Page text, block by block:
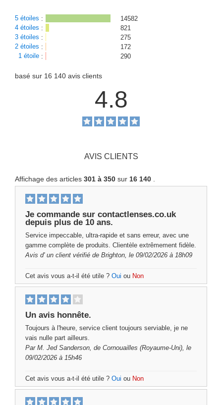
5 étoiles :
14582
4 étoiles :
821
3 étoiles :
275
2 étoiles :
172
1 étoile : 290
basé sur 16 140 avis clients
4.8
AVIS CLIENTS
Affichage des articles 301 à 350 sur 16 140
Je commande sur contactlenses.co.uk
depuis plus de 10 ans.
Service impeccable, ultra-rapide et sans erreur, avec une
gamme complète de produits. Clientèle extrêmement fidèle.
Avis d' un client vérifié de Brighton, le 09/02/2026 à 18h09
Cet avis vous a-t-il été utile ? Oui ou Non
Un avis honnête.
Toujours à l'heure, service client toujours serviable, je ne
vais nulle part ailleurs.
Par M. Jed Sanderson, de Cornouailles (Royaume-Uni), le
09/02/2026 à 15h46
Cet avis vous a-t-il été utile ? Oui ou Non